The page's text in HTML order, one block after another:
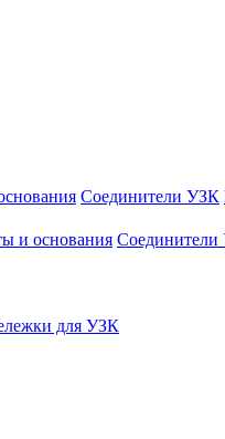
Соединители УЗК
и основания
для УЗК